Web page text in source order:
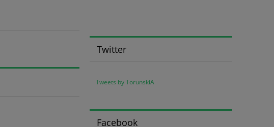
Twitter
Tweets by TorunskiA
Facebook